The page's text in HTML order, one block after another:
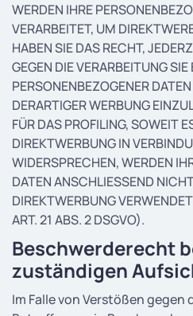
WERDEN IHRE
VERARBEITET, UM
HABEN SIE DAS RECHT,
GEGEN DIE VERARBEITUNG SIE
PERSONENBEZOGENER
DERARTIGER WERBUNG
FÜR DAS PROFILING, SOWEIT
DIREKTWERBUNG IN
WIDERSPRECHEN, WERDEN
DATEN ANSCHLIESSEND
DIREKTWERBUNG
ART. 21 ABS. 2 DSGVO).
Beschwerde­recht
zuständigen
Im Falle von Verstößen gegen